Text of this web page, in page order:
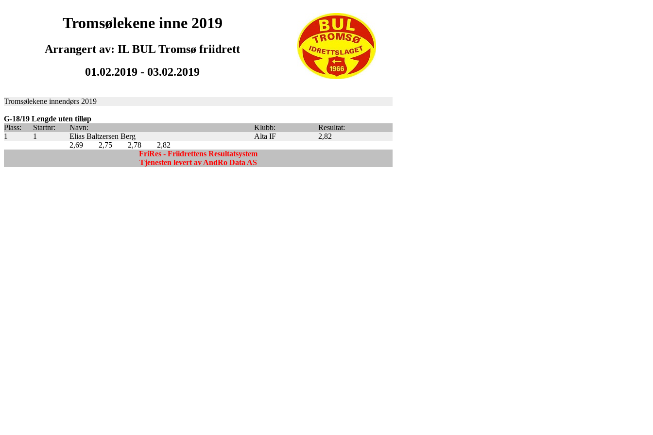
Tromsølekene inne 2019
Arrangert av: IL BUL Tromsø friidrett
01.02.2019 - 03.02.2019
Tromsølekene innendørs 2019
G-18/19 Lengde uten tilløp
Plass:
Startnr: Navn: Klubb:
Resultat:
1
1 Elias Baltzersen Berg Alta IF
2,82
2,69
2,75 2,78
2,82
FriRes - Friidrettens Resultatsystem
Tjenesten levert av AndRo Data AS